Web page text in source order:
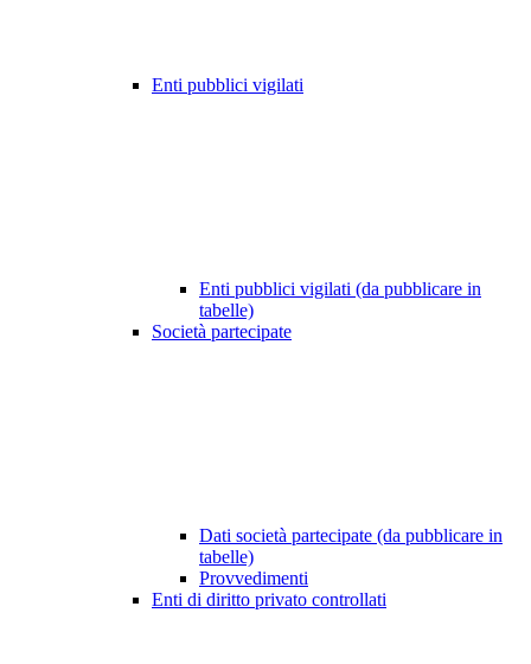
Enti pubblici vigilati
Enti pubblici vigilati (da pubblicare in
tabelle)
Società partecipate
Dati società partecipate (da pubblicare in
tabelle)
Provvedimenti
Enti di diritto privato controllati